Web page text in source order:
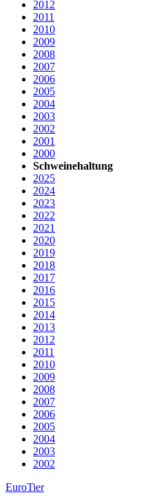
2012
2011
2010
2009
2008
2007
2006
2005
2004
2003
2002
2001
2000
Schweinehaltung
2025
2024
2023
2022
2021
2020
2019
2018
2017
2016
2015
2014
2013
2012
2011
2010
2009
2008
2007
2006
2005
2004
2003
2002
EuroTier